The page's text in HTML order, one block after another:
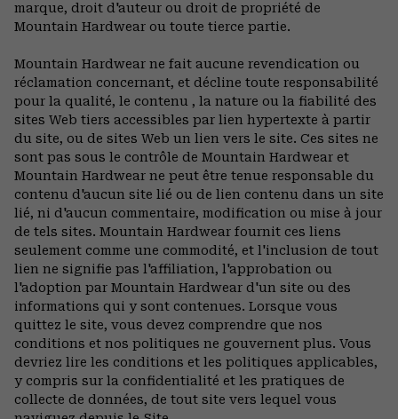
marque, droit d'auteur ou droit de propriété de
Mountain Hardwear ou toute tierce partie.
Mountain Hardwear ne fait aucune revendication ou
réclamation concernant, et décline toute responsabilité
pour la qualité, le contenu , la nature ou la fiabilité des
sites Web tiers accessibles par lien hypertexte à partir
du site, ou de sites Web un lien vers le site. Ces sites ne
sont pas sous le contrôle de Mountain Hardwear et
Mountain Hardwear ne peut être tenue responsable du
contenu d'aucun site lié ou de lien contenu dans un site
lié, ni d'aucun commentaire, modification ou mise à jour
de tels sites. Mountain Hardwear fournit ces liens
seulement comme une commodité, et l'inclusion de tout
lien ne signifie pas l'affiliation, l'approbation ou
l'adoption par Mountain Hardwear d'un site ou des
informations qui y sont contenues. Lorsque vous
quittez le site, vous devez comprendre que nos
conditions et nos politiques ne gouvernent plus. Vous
devriez lire les conditions et les politiques applicables,
y compris sur la confidentialité et les pratiques de
collecte de données, de tout site vers lequel vous